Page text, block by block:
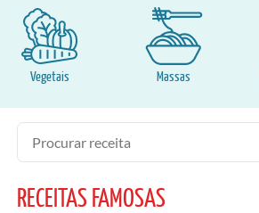
Vegetais Massas
Pesquisa
RECEITAS FAMOSAS